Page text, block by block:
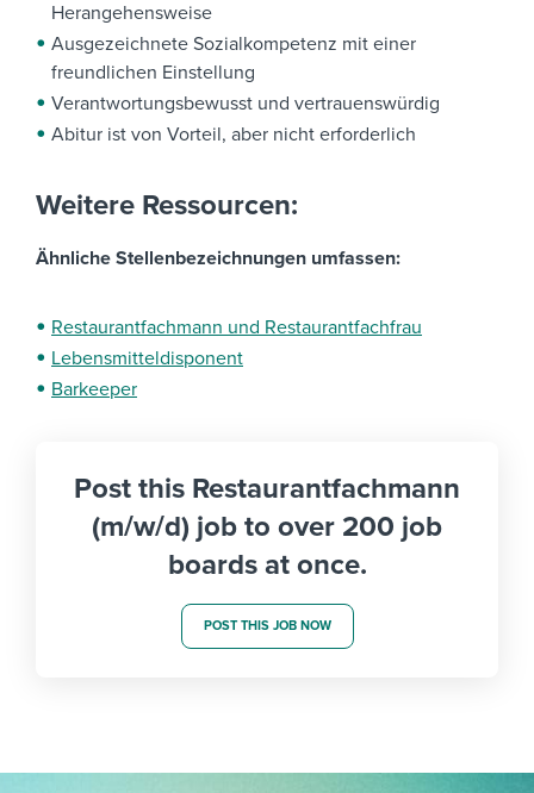
Herangehensweise
Ausgezeichnete Sozialkompetenz mit einer
freundlichen Einstellung
Verantwortungsbewusst und vertrauenswürdig
Abitur ist von Vorteil, aber nicht erforderlich
Weitere Ressourcen:
Ähnliche Stellenbezeichnungen umfassen:
Restaurantfachmann und Restaurantfachfrau
Lebensmitteldisponent
Barkeeper
Post this Restaurantfachmann
(m/w/d) job to over 200 job
boards at once.
POST THIS JOB NOW